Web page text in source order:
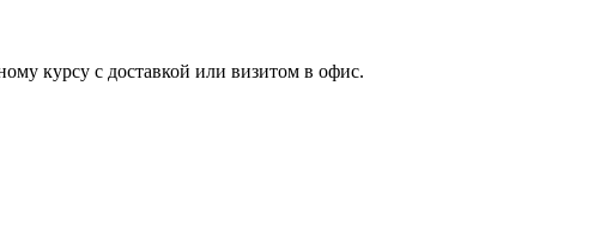
курсу с доставкой или визитом в офис.